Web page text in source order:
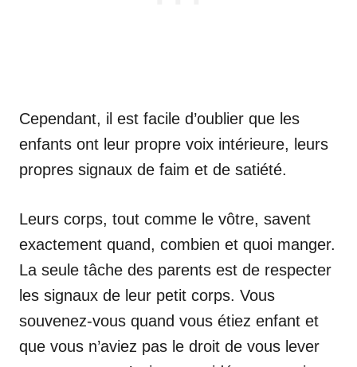
Cependant, il est facile d’oublier que les
enfants ont leur propre voix intérieure, leurs
propres signaux de faim et de satiété.
Leurs corps, tout comme le vôtre, savent
exactement quand, combien et quoi manger.
La seule tâche des parents est de respecter
les signaux de leur petit corps. Vous
souvenez-vous quand vous étiez enfant et
que vous n’aviez pas le droit de vous lever